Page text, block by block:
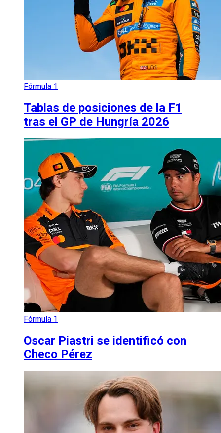
Fórmula 1
Tablas de posiciones de la F1
tras el GP de Hungría 2026
Fórmula 1
Oscar Piastri se identificó con
Checo Pérez